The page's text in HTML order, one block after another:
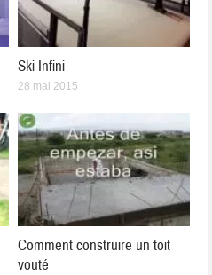
Ski Infini
28 mai 2015
Comment construire un toit
vouté